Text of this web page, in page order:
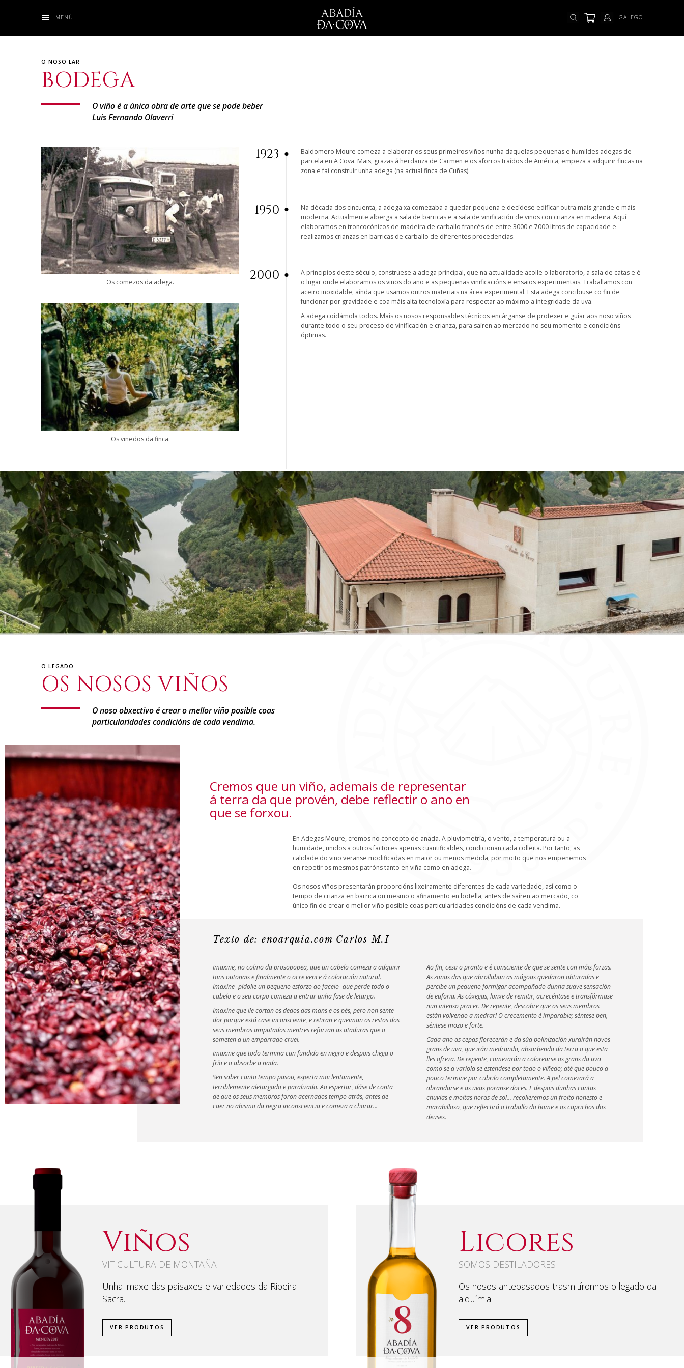
MENÚ GALEGO
O NOSO LAR
BODEGA
O viño é a única obra de arte que se pode beber
Luis Fernando Olaverri
Os comezos da adega.
Os viñedos da finca.
1923
Baldomero Moure comeza a elaborar os seus primeiros viños nunha daquelas pequenas e humildes adegas de
parcela en A Cova. Mais, grazas á herdanza de Carmen e os aforros traídos de América, empeza a adquirir fincas na
zona e fai construír unha adega (na actual finca de Cuñas).
1950
Na década dos cincuenta, a adega xa comezaba a quedar pequena e decídese edificar outra mais grande e máis
moderna. Actualmente alberga a sala de barricas e a sala de vinificación de viños con crianza en madeira. Aquí
elaboramos en troncocónicos de madeira de carballo francés de entre 3000 e 7000 litros de capacidade e
realizamos crianzas en barricas de carballo de diferentes procedencias.
2000
A principios deste século, constrúese a adega principal, que na actualidade acolle o laboratorio, a sala de catas e é
o lugar onde elaboramos os viños do ano e as pequenas vinificacións e ensaios experimentais. Traballamos con
aceiro inoxidable, aínda que usamos outros materiais na área experimental. Esta adega concibiuse co fin de
funcionar por gravidade e coa máis alta tecnoloxía para respectar ao máximo a integridade da uva.
A adega coidámola todos. Mais os nosos responsables técnicos encárganse de protexer e guiar aos noso viños
durante todo o seu proceso de vinificación e crianza, para saíren ao mercado no seu momento e condicións
óptimas.
O LEGADO
OS NOSOS VIÑOS
O noso obxectivo é crear o mellor viño posible coas
particularidades condicións de cada vendima.
Cremos que un viño, ademais de representar
á terra da que provén, debe reflectir o ano en
que se forxou.
En Adegas Moure, cremos no concepto de anada. A pluviometría, o vento, a temperatura ou a
humidade, unidos a outros factores apenas cuantificables, condicionan cada colleita. Por tanto, as
calidade do viño veranse modificadas en maior ou menos medida, por moito que nos empeñemos
en repetir os mesmos patróns tanto en viña como en adega.
Os nosos viños presentarán proporcións lixeiramente diferentes de cada variedade, así como o
tempo de crianza en barrica ou mesmo o afinamento en botella, antes de saíren ao mercado, co
único fin de crear o mellor viño posible coas particularidades condicións de cada vendima.
Texto de: enoarquia.com Carlos M.I
Imaxine, no colmo da prosopopea, que un cabelo comeza a adquirir
tons outonais e finalmente o ocre vence á coloración natural.
Imaxine -pídolle un pequeno esforzo ao facelo- que perde todo o
cabelo e o seu corpo comeza a entrar unha fase de letargo.
Imaxine que lle cortan os dedos das mans e os pés, pero non sente
dor porque está case inconsciente, e retiran e queiman os restos dos
seus membros amputados mentres reforzan as ataduras que o
someten a un emparrado cruel.
Imaxine que todo termina cun fundido en negro e despois chega o
frío e o absorbe a nada.
Sen saber canto tempo pasou, esperta moi lentamente,
terriblemente aletargado e paralizado. Ao espertar, dáse de conta
de que os seus membros foron acernados tempo atrás, antes de
caer no abismo da negra inconsciencia e comeza a chorar...
Ao fin, cesa o pranto e é consciente de que se sente con máis forzas.
As zonas das que abrollaban as mágoas quedaron obturadas e
percibe un pequeno formigar acompañado dunha suave sensación
de euforia. As cóxegas, lonxe de remitir, acrecéntase e transfórmase
nun intenso pracer. De repente, descobre que os seus membros
están volvendo a medrar! O crecemento é imparable; séntese ben,
séntese mozo e forte.
Cada ano as cepas florecerán e da súa polinización xurdirán novos
grans de uva, que irán medrando, absorbendo da terra o que esta
lles ofreza. De repente, comezarán a colorearse os grans da uva
como se a varíola se estendese por todo o viñedo; até que pouco a
pouco termine por cubrilo completamente. A pel comezará a
abrandarse e as uvas poranse doces. E despois dunhas cantas
chuvias e moitas horas de sol... recolleremos un froito honesto e
marabilloso, que reflectirá o traballo do home e os caprichos dos
deuses.
Viños
VITICULTURA DE MONTAÑA
Unha imaxe das paisaxes e variedades da Ribeira
Sacra.
VER PRODUTOS
Licores
SOMOS DESTILADORES
Os nosos antepasados trasmitíronnos o legado da
alquímia.
VER PRODUTOS